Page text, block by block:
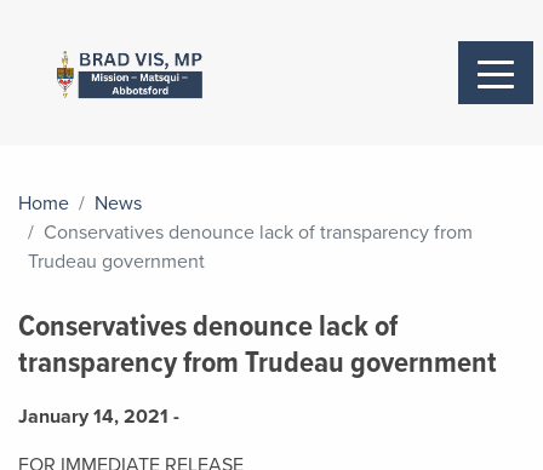
Home
News
Conservatives denounce lack of transparency from
Trudeau government
Conservatives denounce lack of
transparency from Trudeau government
January 14, 2021 -
FOR IMMEDIATE RELEASE